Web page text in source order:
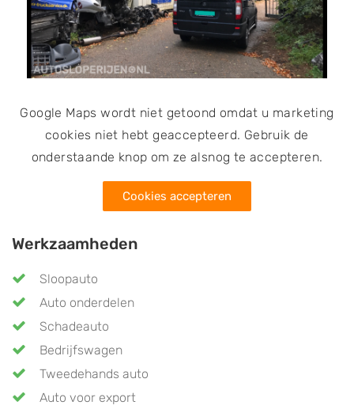
Google Maps wordt niet getoond omdat u marketing
cookies niet hebt geaccepteerd. Gebruik de
onderstaande knop om ze alsnog te accepteren.
Cookies accepteren
Werkzaamheden
Sloopauto
Auto onderdelen
Schadeauto
Bedrijfswagen
Tweedehands auto
Auto voor export